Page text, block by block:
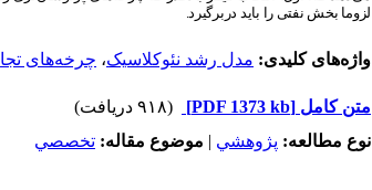
لزوما بخش نفتی را باید دربرگیرد.
واژه‌های کلیدی: مدل رشد نئوکلاسیک، چرخه‌های
متن کامل [PDF 1373 kb]
(۹۱۸ دریافت)
نوع مطالعه: پژوهشي | موضوع مقاله: تخصصي